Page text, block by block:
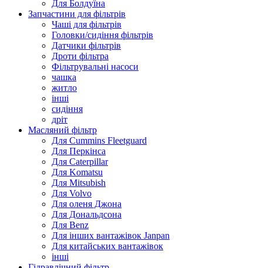
Для Болдуїна
Запчастини для фільтрів
Чаші для фільтрів
Головки/сидіння фільтрів
Датчики фільтрів
Дроти фільтра
Фільтрувальні насоси
чашка
житло
інші
сидіння
дріт
Масляний фільтр
Для Cummins Fleetguard
Для Перкінса
Для Caterpillar
Для Komatsu
Для Mitsubish
Для Volvo
Для оленя Джона
Для Дональдсона
Для Benz
Для інших вантажівок Janpan
Для китайських вантажівок
інші